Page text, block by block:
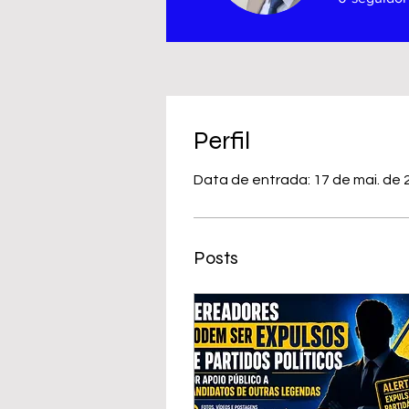
Perfil
Data de entrada: 17 de mai. de
Posts